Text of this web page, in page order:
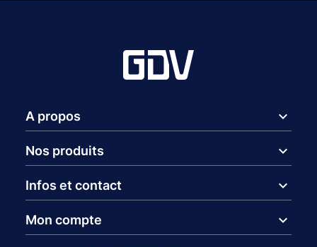
A propos expand_more
Nos produits expand_more
Infos et contact expand_more
Mon compte expand_more